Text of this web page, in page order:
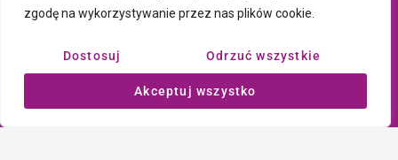
zgodę na wykorzystywanie przez nas plików cookie.
Dostosuj Odrzuć wszystkie
Akceptuj wszystko
Polityka prywatności i plików cookie
Wszystkie treści umieszczone na tej stronie są chronione prawem